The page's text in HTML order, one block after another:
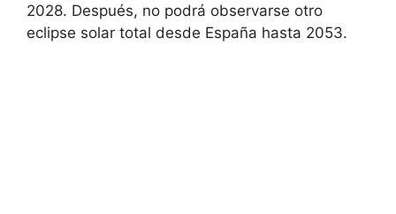
2028. Después, no podrá observarse otro
eclipse solar total desde España hasta 2053.